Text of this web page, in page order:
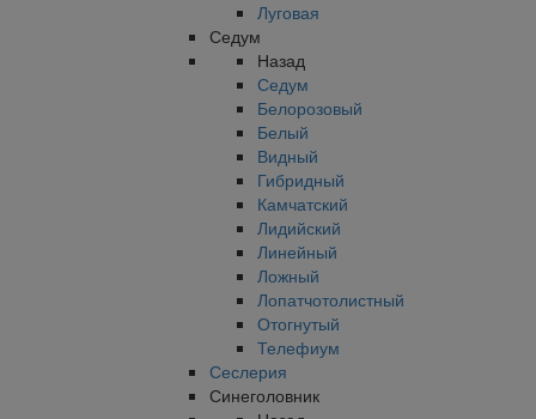
Луговая
Седум
Назад
Седум
Белорозовый
Белый
Видный
Гибридный
Камчатский
Лидийский
Линейный
Ложный
Лопатчотолистный
Отогнутый
Телефиум
Сеслерия
Синеголовник